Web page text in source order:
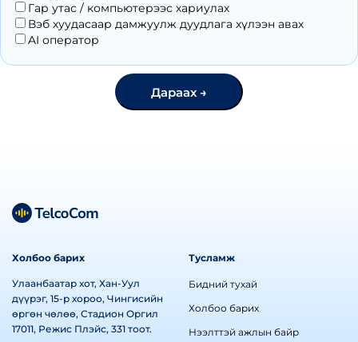
Гар утас / компьютерээс хариулах
Вэб хуудасаар дамжуулж дуудлага хүлээн авах
AI оператор
Дараах →
Тусламж
Бидний тухай
Холбоо барих
Нээлттэй ажлын байр
Холбоо барих
Улаанбаатар хот, Хан-Уул
дүүрэг, 15-р хороо, Чингисийн
өргөн чөлөө, Стадион Оргил
17011, Режис Плэйс, 331 тоот.